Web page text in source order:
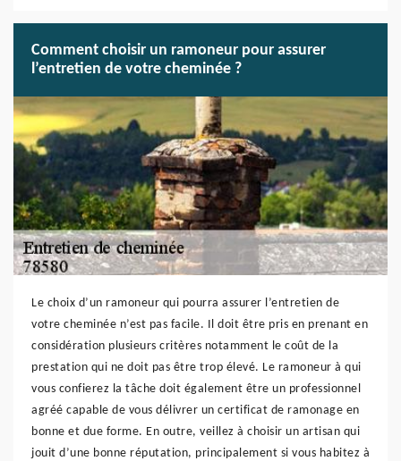
Comment choisir un ramoneur pour assurer
l’entretien de votre cheminée ?
Le choix d’un ramoneur qui pourra assurer l’entretien de
votre cheminée n’est pas facile. Il doit être pris en prenant en
considération plusieurs critères notamment le coût de la
prestation qui ne doit pas être trop élevé. Le ramoneur à qui
vous confierez la tâche doit également être un professionnel
agréé capable de vous délivrer un certificat de ramonage en
bonne et due forme. En outre, veillez à choisir un artisan qui
jouit d’une bonne réputation, principalement si vous habitez à